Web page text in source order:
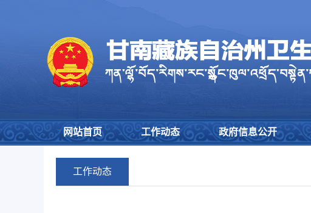
网站首页 工作动态 政府信息公开
工作动态